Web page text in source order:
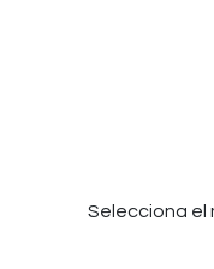
Selecciona el